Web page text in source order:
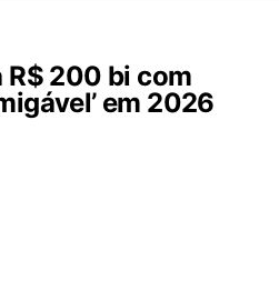
R$ 200 bi com
em 2026